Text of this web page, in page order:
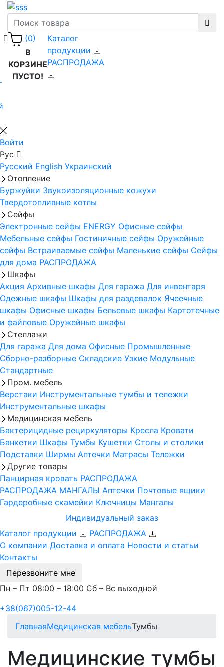
(0)
В
КОРЗИНЕ
ПУСТО!
Каталог
продукции
РАСПРОДАЖА
Войти
Рус
Русский English Украинский
Отопление
Буржуйки Звукоизоляционные кожухи
Твердотопливные котлы
Сейфы
Электронные сейфы ENERGY Офисные сейфы
Мебельные сейфы Гостиничные сейфы Оружейные
сейфы Встраиваемые сейфы Маленькие сейфы Сейфы
для дома РАСПРОДАЖА
Шкафы
Акция Архивные шкафы Для гаража Для инвентаря
Одежные шкафы Шкафы для раздевалок Ячеечные
шкафы Офисные шкафы Бельевые шкафы Картотечные
и файловые Оружейные шкафы
Стеллажи
Для гаража Для дома Офисные Промышленные
Сборно-разборные Складские Узкие Модульные
Стандартные
Пром. мебель
Верстаки Инструментальные тумбы и тележки
Инструментальные шкафы
Медицинская мебель
Бактерицидные рециркуляторы Кресла Кровати
Банкетки Шкафы Тумбы Кушетки Столы и столики
Подставки Ширмы Аптечки Матрасы Тележки
Другие товары
Панцирная кровать РАСПРОДАЖА
РАСПРОДАЖА МАНГАЛЫ Аптечки Почтовые ящики
Гардеробные скамейки Ключницы Мангалы
Индивидуальный заказ
Каталог продукции
РАСПРОДАЖА
О компании Доставка и оплата Новости и статьи
Контакты
Перезвоните мне
Пн – Пт 08:00 – 18:00 Сб – Вс выходной
+38(067)005-12-44
ГлавнаяМедицинская мебельТумбы
Медицинские тумбы